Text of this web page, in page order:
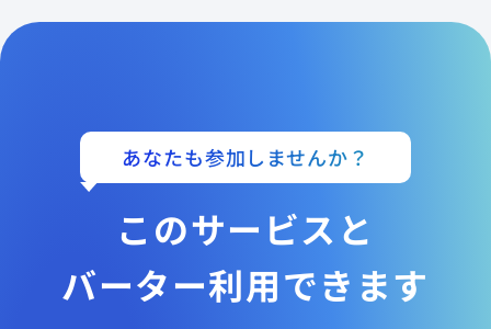
あなたも参加しませんか？
このサービスと
バーター利用できます